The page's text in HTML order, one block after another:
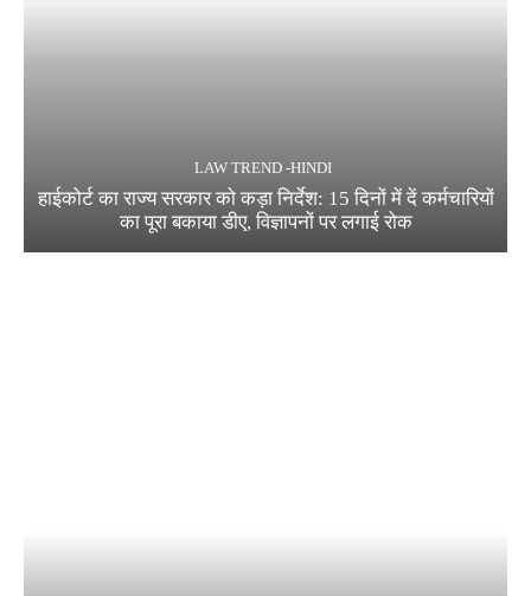
LAW TREND -HINDI
हाईकोर्ट का राज्य सरकार को कड़ा निर्देश: 15 दिनों में दें कर्मचारियों
का पूरा बकाया डीए, विज्ञापनों पर लगाई रोक